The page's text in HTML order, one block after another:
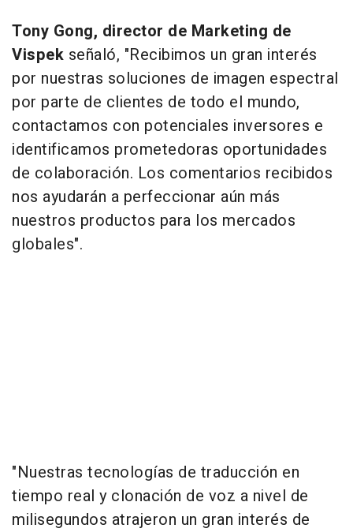
Tony Gong, director de Marketing de
Vispek señaló, "Recibimos un gran interés
por nuestras soluciones de imagen espectral
por parte de clientes de todo el mundo,
contactamos con potenciales inversores e
identificamos prometedoras oportunidades
de colaboración. Los comentarios recibidos
nos ayudarán a perfeccionar aún más
nuestros productos para los mercados
globales".
"Nuestras tecnologías de traducción en
tiempo real y clonación de voz a nivel de
milisegundos atrajeron un gran interés de